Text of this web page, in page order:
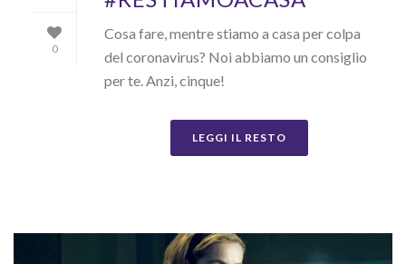
0
Cosa fare, mentre stiamo a casa per colpa
del coronavirus? Noi abbiamo un consiglio
per te. Anzi, cinque!
LEGGI IL RESTO